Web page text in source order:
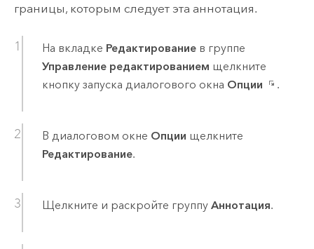
границы, которым следует эта аннотация.
На вкладке Редактированиев группе
Управление редактированием щелкните
кнопку запуска диалогового окна Опции .
В диалоговом окне Опции щелкните
Редактирование.
Щелкните и раскройте группу Аннотация.